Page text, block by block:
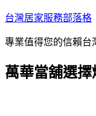
跳
主
內
台灣居家服務部落格
專業值得您的信賴台
萬華當舖選